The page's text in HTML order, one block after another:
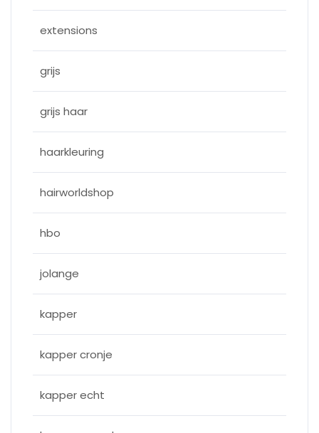
extensions
grijs
grijs haar
haarkleuring
hairworldshop
hbo
jolange
kapper
kapper cronje
kapper echt